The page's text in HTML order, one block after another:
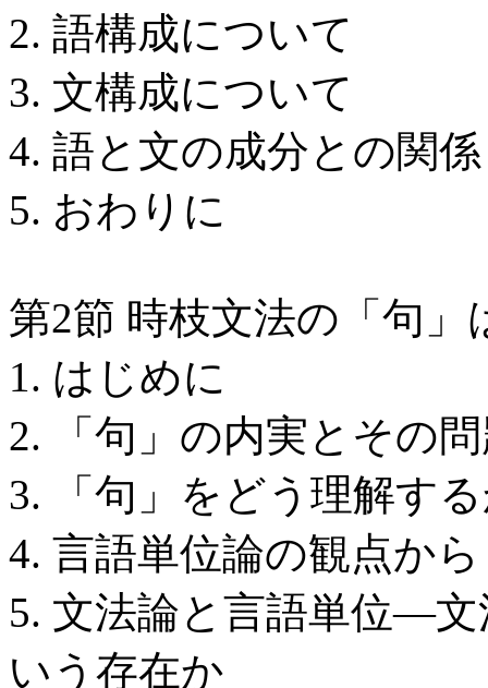
2. 語構成について
3. 文構成について
4. 語と文の成分との関係
5. おわりに
第2節 時枝文法の「句
1. はじめに
2. 「句」の内実とその
3. 「句」をどう理解す
4. 言語単位論の観点から
5. 文法論と言語単位―
いう存在か